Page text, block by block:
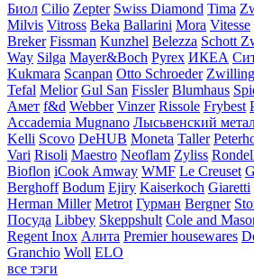
Биол Cilio Zepter Swiss Diamond Tima
Milvis Vitross Beka Ballarini Mora Vitesse
Breker Fissman Kunzhel Belezza Schott
Way Silga Mayer&Boch Pyrex ИКЕА
Kukmara Scanpan Otto Schroeder
Tefal Melior Gul San Fissler Blumhaus
Амет f&d Webber Vinzer Rissole Frybest
Accademia Mugnano Лысьвенский
Kelli Scovo DeHUB Moneta Taller
Vari Risoli Maestro Neoflam Zyliss
Bioflon iCook Amway WMF Le Creuset
Berghoff Bodum Ejiry Kaiserkoch Giaretti
Herman Miller Metrot Гурман Bergner
Посуда Libbey Skeppshult Cole and
Regent Inox Алита Premier housewares
Granchio Woll ELO
все тэги